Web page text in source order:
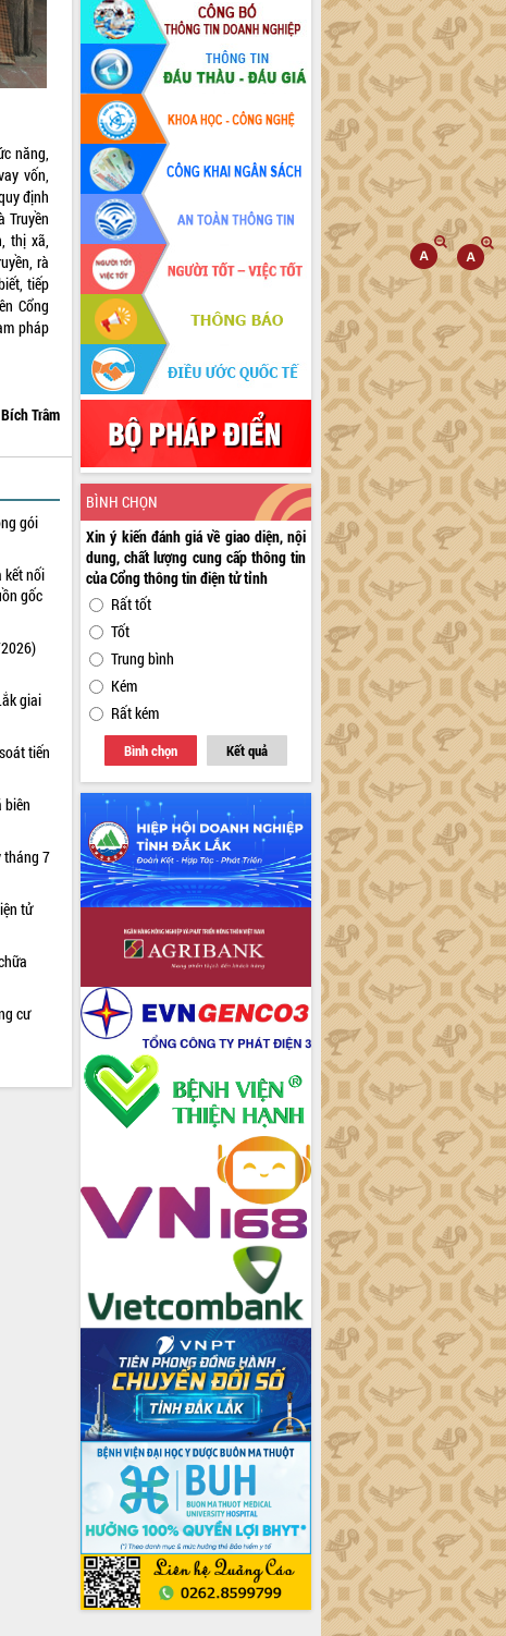
năng,
vốn,
định
Truyền
thị xã,
rà
tiếp
Cổng
pháp
Bích Trâm
gói
kết nối
gốc
giai
tiến
biên
tháng 7
tử
cư
BÌNH CHỌN
Xin ý kiến đánh giá về giao diện, nội
dung, chất lượng cung cấp thông tin
của Cổng thông tin điện tử tỉnh
Rất tốt
Tốt
Trung bình
Kém
Rất kém
Bình chọn Kết quả